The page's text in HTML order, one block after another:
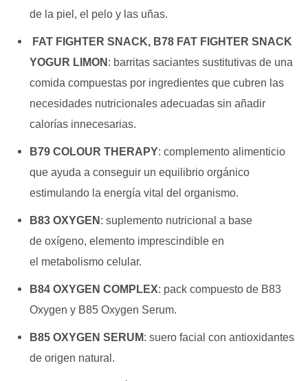
de la piel, el pelo y las uñas.
FAT FIGHTER SNACK, B78 FAT FIGHTER SNACK
YOGUR LIMON : barritas saciantes sustitutivas de una
comida compuestas por ingredientes que cubren las
necesidades nutricionalesadecuadas sin añadir
calorías innecesarias.
B79 COLOUR THERAPY: complemento alimenticio
que ayuda a conseguir un equilibrioorgánico
estimulando la energía vital del organismo.
B83 OXYGEN : suplemento nutricional a base
deoxígeno, elemento imprescindible en
el metabolismo celular.
B84 OXYGEN COMPLEX: pack compuesto de B83
Oxygen y B85 Oxygen Serum.
B85 OXYGEN SERUM: suero facial con antioxidantes
de origen natural.